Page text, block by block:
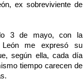
ex sobreviviente de
3 de mayo, con la
me expresó su
según ella, cada día
tiempo carecen de